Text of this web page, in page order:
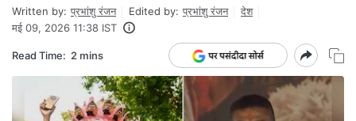
Written by: प्रभांशु रंजन Edited by: प्रभांशु रंजन
देश
मई 09, 2026 11:38 IST
Read Time: 2 mins